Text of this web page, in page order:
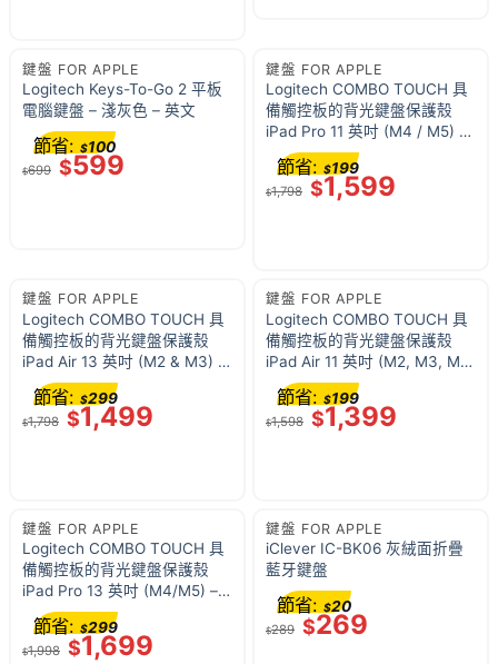
鍵盤 FOR APPLE
Logitech Keys-To-Go 2 平板
電腦鍵盤 – 淺灰色 – 英文
$699 $599
節省: $100
鍵盤 FOR APPLE
Logitech COMBO TOUCH 具
備觸控板的背光鍵盤保護殼
iPad Pro 11 英吋 (M4 / M5) –
石墨灰
$1,798 $1,599
節省: $199
鍵盤 FOR APPLE
Logitech COMBO TOUCH 具
備觸控板的背光鍵盤保護殼
iPad Air 13 英吋 (M2 & M3) –
牛津灰
$1,798 $1,499
節省: $299
鍵盤 FOR APPLE
Logitech COMBO TOUCH 具
備觸控板的背光鍵盤保護殼
iPad Air 11 英吋 (M2, M3, M4,
第5代) – 牛津灰 920-012627
$1,598 $1,399
節省: $199
鍵盤 FOR APPLE
Logitech COMBO TOUCH 具
備觸控板的背光鍵盤保護殼
iPad Pro 13 英吋 (M4/M5) –
石墨灰
$1,998 $1,699
節省: $299
鍵盤 FOR APPLE
iClever IC-BK06 灰絨面折疊
藍牙鍵盤
$289 $269
節省: $20